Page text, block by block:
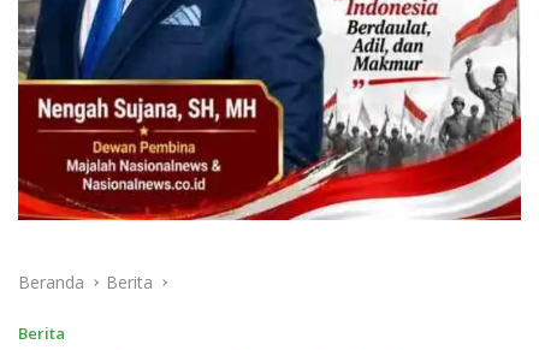
Beranda Berita
Berita